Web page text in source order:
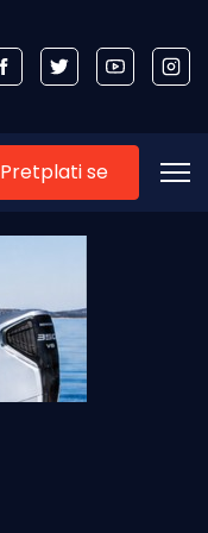
Pretplati se